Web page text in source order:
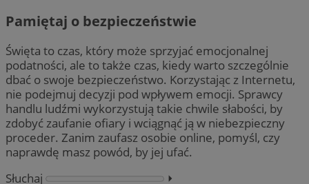
Pamiętaj o bezpieczeństwie
Święta to czas, który może sprzyjać emocjonalnej
podatności, ale to także czas, kiedy warto szczególnie
dbać o swoje bezpieczeństwo. Korzystając z Internetu,
nie podejmuj decyzji pod wpływem emocji. Sprawcy
handlu ludźmi wykorzystują takie chwile słabości, by
zdobyć zaufanie ofiary i wciągnąć ją w niebezpieczny
proceder. Zanim zaufasz osobie online, pomyśl, czy
naprawdę masz powód, by jej ufać.
Słuchaj
⏵︎